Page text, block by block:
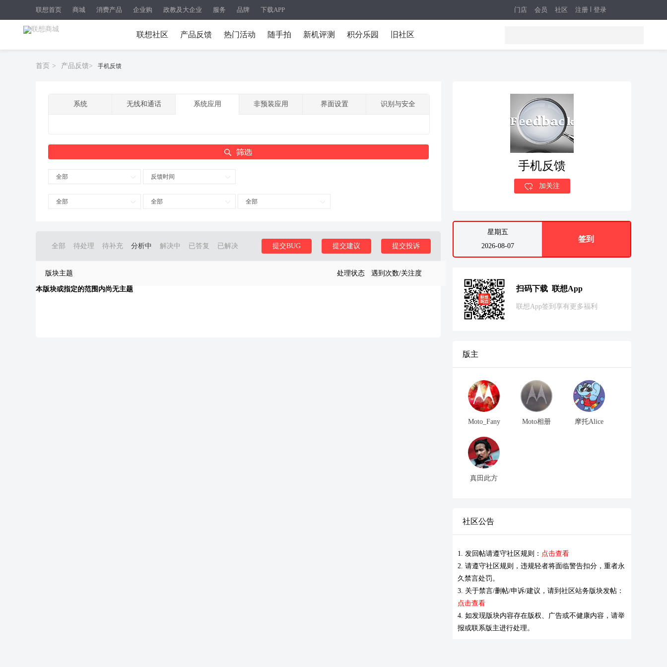
联想首页 商城 消费产品 企业购 政教及大企业 服务 品牌 下载APP 注册 登录
门店 会员 社区
联想社区 产品反馈 热门活动 随手拍 新机评测 积分乐园 旧社区
首页 > 产品反馈> 手机反馈
系统 无线和通话 系统应用 非预装应用 界面设置 识别与安全
全部 反馈时间
全部 全部 全部
全部 待处理 待补充 分析中 解决中 已答复 已解决 提交投诉
提交建议
提交BUG
版块主题 处理状态 遇到次数/关注度
本版块或指定的范围内尚无主题
手机反馈
加关注
星期五
2026-08-07
签到
扫码下载 联想App
联想App签到享有更多福利
版主
Moto_Fany Moto相册 摩托Alice
真田此方
社区公告
1. 发回帖请遵守社区规则： 点击查看
2. 请遵守社区规则，违规轻者将面临警告扣分，重者永
久禁言处罚。
3. 关于禁言/删帖/申诉/建议，请到社区站务版块发帖：
点击查看
4. 如发现版块内容存在版权、广告或不健康内容，请举
报或联系版主进行处理。